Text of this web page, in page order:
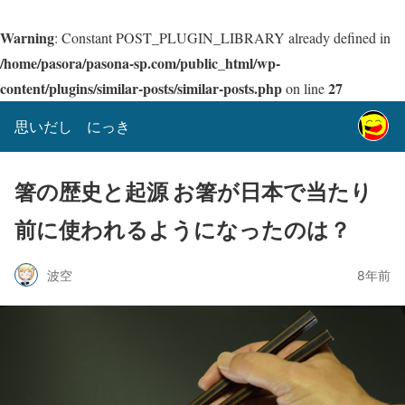
Warning: Constant POST_PLUGIN_LIBRARY already defined in
/home/pasora/pasona-sp.com/public_html/wp-
content/plugins/similar-posts/similar-posts.phpon line27
思いだし にっき
箸の歴史と起源 お箸が日本で当たり
前に使われるようになったのは？
波空 8年前